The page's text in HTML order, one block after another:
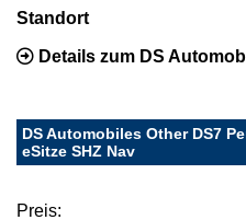
Standort
Details zum DS
DS Automobiles Other DS7
eSitze SHZ Nav
Preis: